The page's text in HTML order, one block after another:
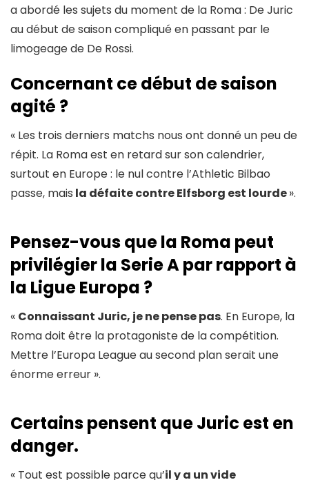
a abordé les sujets du moment de la Roma : De Juric
au début de saison compliqué en passant par le
limogeage de De Rossi.
Concernant ce début de saison
agité ?
« Les trois derniers matchs nous ont donné un peu de
répit. La Roma est en retard sur son calendrier,
surtout en Europe : le nul contre l’Athletic Bilbao
passe, mais la défaite contre Elfsborg est lourde».
Pensez-vous que la Roma peut
privilégier la Serie A par rapport à
la Ligue Europa ?
« Connaissant Juric, je ne pense pas. En Europe, la
Roma doit être la protagoniste de la compétition.
Mettre l’Europa League au second plan serait une
énorme erreur ».
Certains pensent que Juric est en
danger.
« Tout est possible parce qu’il y a un vide